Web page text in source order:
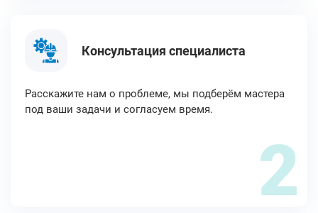
Консультация специалиста
Расскажите нам о проблеме, мы подберём мастера
под ваши задачи и согласуем время.
2